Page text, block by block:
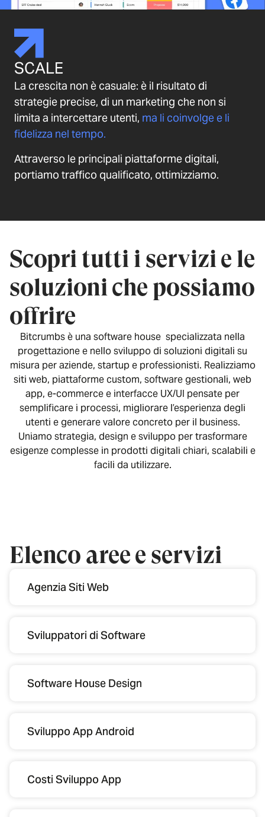
SCALE
La crescita non è casuale: è il risultato di
strategie precise, di un marketing che non si
limita a intercettare utenti, ma li coinvolge e li
fidelizza nel tempo.
Attraverso le principali piattaforme digitali,
portiamo traffico qualificato, ottimizziamo.
Scopri tutti i servizi e le
soluzioni che possiamo
offrire
Bitcrumbs è una software house specializzata nella
progettazione e nello sviluppo di soluzioni digitali su
misura per aziende, startup e professionisti. Realizziamo
siti web, piattaforme custom, software gestionali, web
app, e-commerce e interfacce UX/UI pensate per
semplificare i processi, migliorare l’esperienza degli
utenti e generare valore concreto per il business.
Uniamo strategia, design e sviluppo per trasformare
esigenze complesse in prodotti digitali chiari, scalabili e
facili da utilizzare.
Elenco aree e servizi
Agenzia Siti Web
Sviluppatori di Software
Software House Design
Sviluppo App Android
Costi Sviluppo App